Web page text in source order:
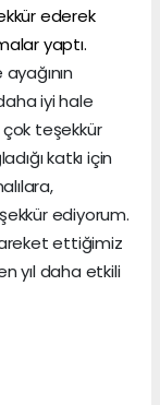
ederek
yaptı.
iyi hale
teşekkür
katkı için
ediyorum.
ettiğimiz
yıl daha etkili